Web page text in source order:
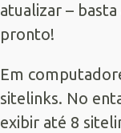
atualizar –
pronto!
Em
sitelinks. No
exibir até 8